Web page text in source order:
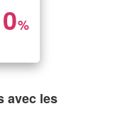
%
avec les